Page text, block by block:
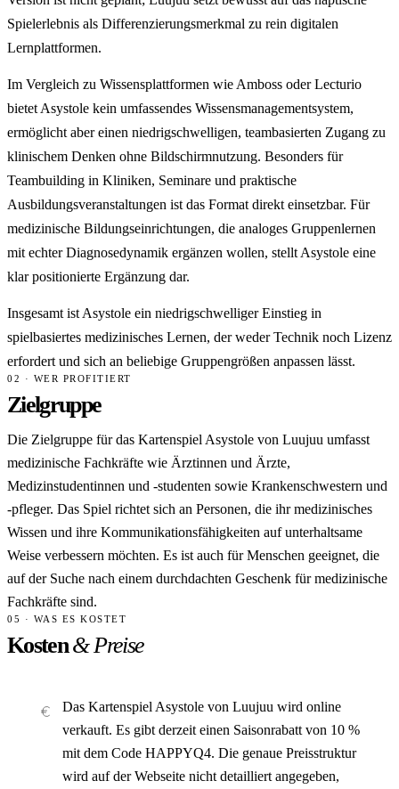
Spielerlebnis als Differenzierungsmerkmal zu rein digitalen
Lernplattformen.
Im Vergleich zu Wissensplattformen wie Amboss oder Lecturio
bietet Asystole kein umfassendes Wissensmanagementsystem,
ermöglicht aber einen niedrigschwelligen, teambasierten Zugang zu
klinischem Denken ohne Bildschirmnutzung. Besonders für
Teambuilding in Kliniken, Seminare und praktische
Ausbildungsveranstaltungen ist das Format direkt einsetzbar. Für
medizinische Bildungseinrichtungen, die analoges Gruppenlernen
mit echter Diagnosedynamik ergänzen wollen, stellt Asystole eine
klar positionierte Ergänzung dar.
Insgesamt ist Asystole ein niedrigschwelliger Einstieg in
spielbasiertes medizinisches Lernen, der weder Technik noch Lizenz
erfordert und sich an beliebige Gruppengrößen anpassen lässt.
02 · WER PROFITIERT
Zielgruppe
Die Zielgruppe für das Kartenspiel Asystole von Luujuu umfasst
medizinische Fachkräfte wie Ärztinnen und Ärzte,
Medizinstudentinnen und -studenten sowie Krankenschwestern und
-pfleger. Das Spiel richtet sich an Personen, die ihr medizinisches
Wissen und ihre Kommunikationsfähigkeiten auf unterhaltsame
Weise verbessern möchten. Es ist auch für Menschen geeignet, die
auf der Suche nach einem durchdachten Geschenk für medizinische
Fachkräfte sind.
05 · WAS ES KOSTET
Kosten& Preise
Das Kartenspiel Asystole von Luujuu wird online
verkauft. Es gibt derzeit einen Saisonrabatt von 10 %
mit dem Code HAPPYQ4. Die genaue Preisstruktur
wird auf der Webseite nicht detailliert angegeben,